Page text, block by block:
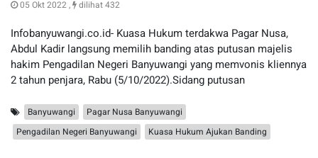
05 Okt 2022 , dilihat 432
Infobanyuwangi.co.id- Kuasa Hukum terdakwa Pagar Nusa,
Abdul Kadir langsung memilih banding atas putusan majelis
hakim Pengadilan Negeri Banyuwangi yang memvonis kliennya
2 tahun penjara, Rabu (5/10/2022).Sidang putusan
Banyuwangi
Pagar Nusa Banyuwangi
Pengadilan Negeri Banyuwangi
Kuasa Hukum Ajukan Banding